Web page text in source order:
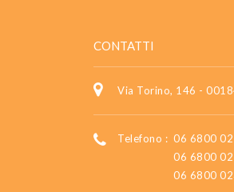
CONTATTI
Via Torino, 146 -
Telefono : 06 6800
06 6800
06 6800